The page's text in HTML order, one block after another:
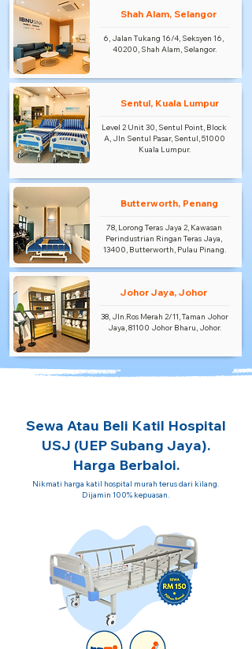
Shah Alam, Selangor
6, Jalan Tukang 16/4, Seksyen 16,
40200, Shah Alam, Selangor.
Sentul, Kuala Lumpur
Level 2 Unit 30, Sentul Point, Block
A, Jln Sentul Pasar, Sentul, 51000
Kuala Lumpur.
Butterworth, Penang
78, Lorong Teras Jaya 2, Kawasan
Perindustrian Ringan Teras Jaya,
13400, Butterworth, Pulau Pinang.
Johor Jaya, Johor
38, Jln.Ros Merah 2/11, Taman Johor
Jaya, 81100 Johor Bharu, Johor.
Sewa Atau Beli Katil Hospital
USJ (UEP Subang Jaya).
Harga Berbaloi.
Nikmati harga katil hospital murah terus dari kilang.
Dijamin 100% kepuasan.